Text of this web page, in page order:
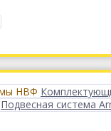
Подвесная система